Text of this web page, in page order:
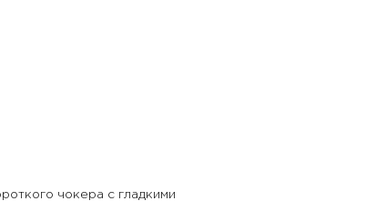
чокера с гладкими